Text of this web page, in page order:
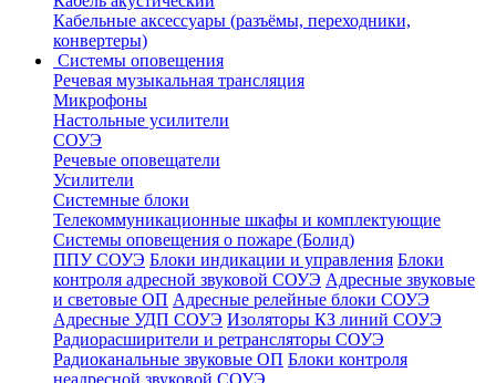
Кабельные аксессуары (разъёмы, переходники,
конвертеры)
Системы оповещения
Речевая музыкальная трансляция
Микрофоны
Настольные усилители
СОУЭ
Речевые оповещатели
Усилители
Системные блоки
Телекоммуникационные шкафы и комплектующие
Системы оповещения о пожаре (Болид)
ППУ СОУЭ Блоки индикации и управления Блоки
контроля адресной звуковой СОУЭ Адресные звуковые
и световые ОП Адресные релейные блоки СОУЭ
Адресные УДП СОУЭ Изоляторы КЗ линий СОУЭ
Радиорасширители и ретрансляторы СОУЭ
Радиоканальные звуковые ОП Блоки контроля
неадресной звуковой СОУЭ